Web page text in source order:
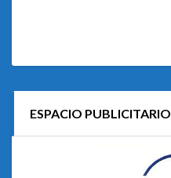
ESPACIO PUBLICITARIO